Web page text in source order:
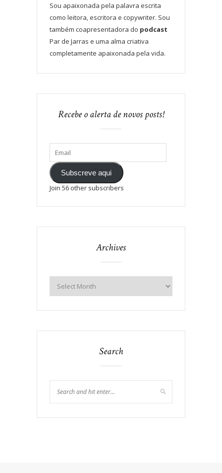
Sou apaixonada pela palavra escrita
como leitora, escritora e copywriter. Sou
também coapresentadora do podcast
Par de Jarras e uma alma criativa
completamente apaixonada pela vida.
Recebe o alerta de novos posts!
Subscreve aqui
Join 56 other subscribers
Archives
Search